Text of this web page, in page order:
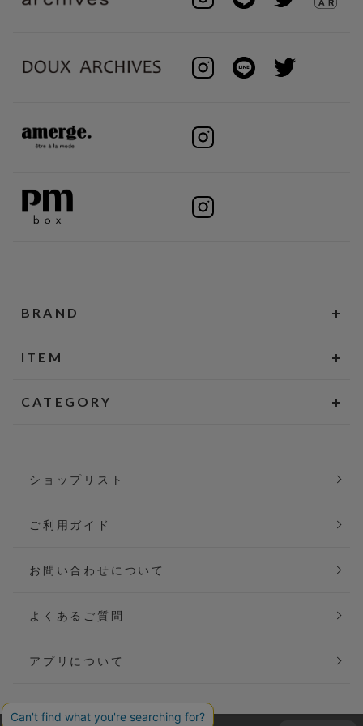
BRAND
ITEM
CATEGORY
ショップリスト
ご利用ガイド
お問い合わせについて
よくあるご質問
アプリについて